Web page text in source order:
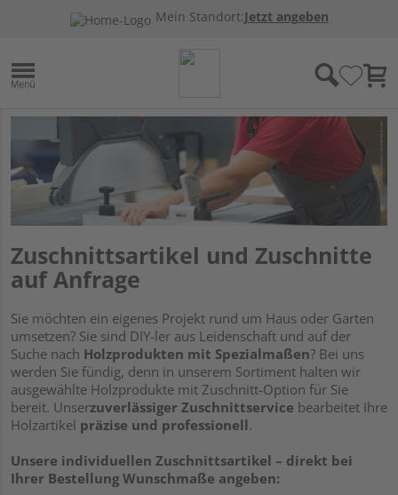
Mein Standort:Jetzt angeben
Zuschnittsartikel und Zuschnitte
auf Anfrage
Sie möchten ein eigenes Projekt rund um Haus oder Garten
umsetzen? Sie sind DIY-ler aus Leidenschaft und auf der
Suche nach Holzprodukten mit Spezialmaßen? Bei uns
werden Sie fündig, denn in unserem Sortiment halten wir
ausgewählte Holzprodukte mit Zuschnitt-Option für Sie
bereit. Unserzuverlässiger Zuschnittservice bearbeitet Ihre
Holzartikel präzise und professionell.
Unsere individuellen Zuschnittsartikel – direkt bei
Ihrer Bestellung Wunschmaße angeben: